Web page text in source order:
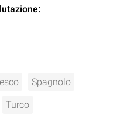
:
Spagnolo
Turco